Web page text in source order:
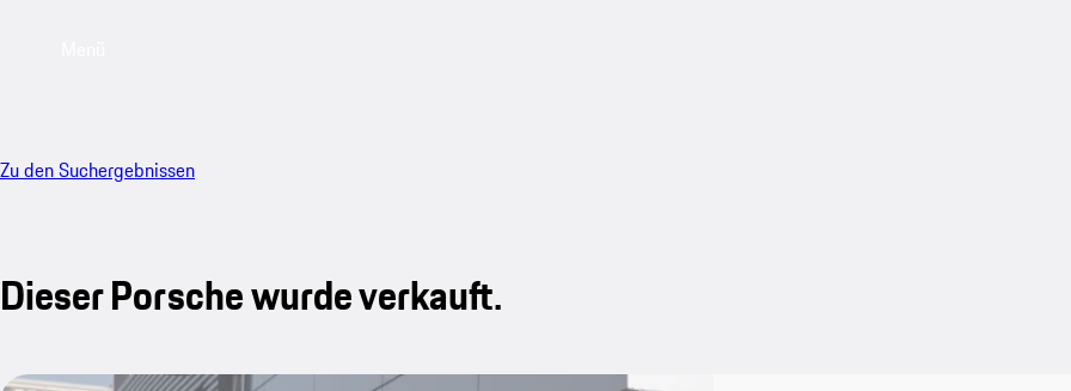
Zu den Suchergebnissen
Dieser Porsche wurde verkauft.